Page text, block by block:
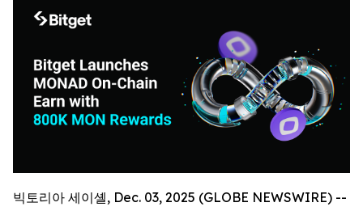
빅토리아 세이셸, Dec. 03, 2025 (GLOBE NEWSWIRE) --